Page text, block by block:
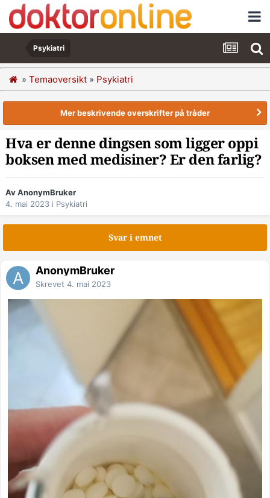
Psykiatri
» Temaoversikt » Psykiatri
Mer beskrivende overskrifter på tråder
Hva er denne dingsen som ligger oppi
boksen med medisiner? Er den farlig?
Av AnonymBruker
4. mai 2023 i Psykiatri
Svar i emnet
AnonymBruker
Skrevet 4. mai 2023